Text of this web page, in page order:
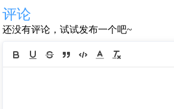
评论
还没有评论，试试发布一个吧~